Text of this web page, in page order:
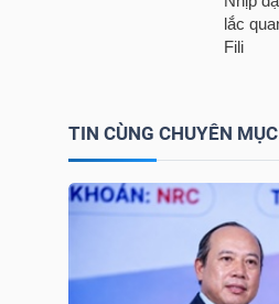
TIN CÙNG CHUYÊN MỤC
DƯƠNG
CHÍNH